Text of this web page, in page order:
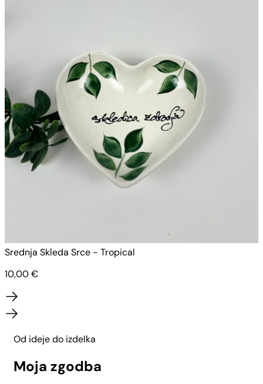
Srednja Skleda Srce - Tropical
10,00€
Od ideje do izdelka
Moja zgodba